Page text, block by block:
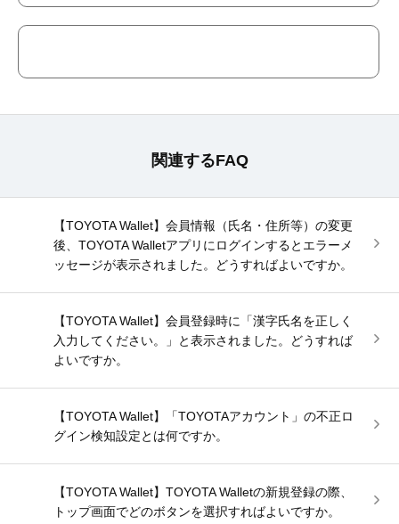
関連するFAQ
【TOYOTA Wallet】会員情報（氏名・住所等）の変更
後、TOYOTA Walletアプリにログインするとエラーメ
ッセージが表示されました。どうすればよいですか。
【TOYOTA Wallet】会員登録時に「漢字氏名を正しく
入力してください。」と表示されました。どうすれば
よいですか。
【TOYOTA Wallet】「TOYOTAアカウント」の不正ロ
グイン検知設定とは何ですか。
【TOYOTA Wallet】TOYOTA Walletの新規登録の際、
トップ画面でどのボタンを選択すればよいですか。